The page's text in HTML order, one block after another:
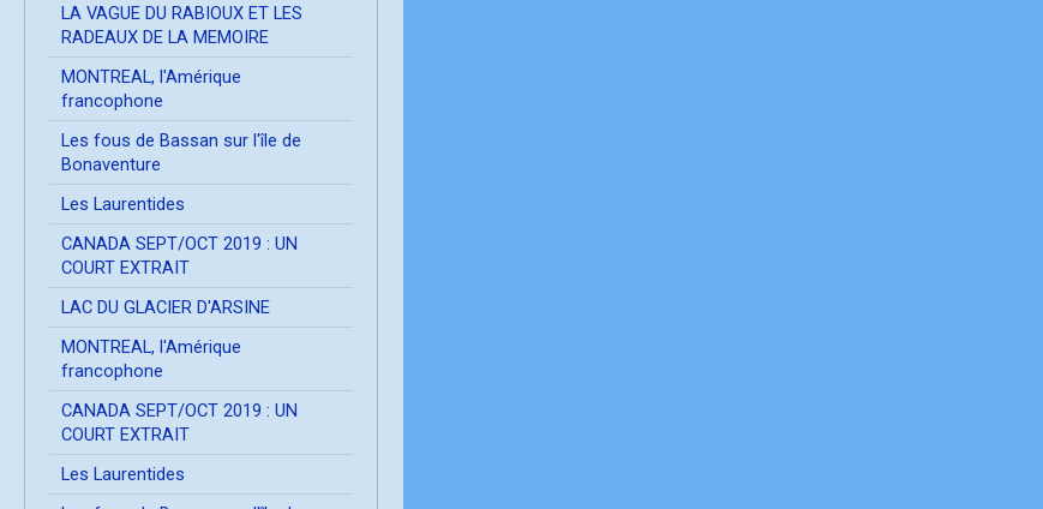
LA VAGUE DU RABIOUX ET LES
RADEAUX DE LA MEMOIRE
MONTREAL, l'Amérique
francophone
Les fous de Bassan sur l'île de
Bonaventure
Les Laurentides
CANADA SEPT/OCT 2019 : UN
COURT EXTRAIT
LAC DU GLACIER D'ARSINE
MONTREAL, l'Amérique
francophone
CANADA SEPT/OCT 2019 : UN
COURT EXTRAIT
Les Laurentides